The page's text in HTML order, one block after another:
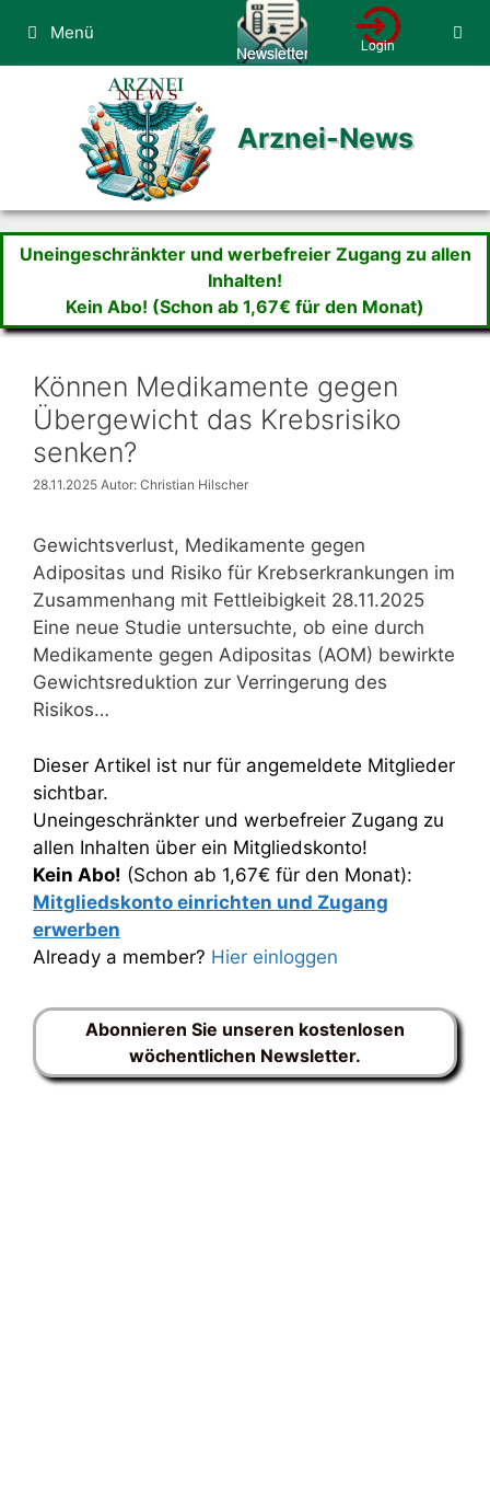
Inhalt
springen
Menü
Arznei-News
Uneingeschränkter und werbefreier Zugang zu allen
Inhalten!
Kein Abo! (Schon ab 1,67€ für den Monat)
Können Medikamente gegen
Übergewicht das Krebsrisiko
senken?
28.11.2025 Autor: Christian Hilscher
Gewichtsverlust, Medikamente gegen
Adipositas und Risiko für Krebserkrankungen im
Zusammenhang mit Fettleibigkeit 28.11.2025
Eine neue Studie untersuchte, ob eine durch
Medikamente gegen Adipositas (AOM) bewirkte
Gewichtsreduktion zur Verringerung des
Risikos…
Dieser Artikel ist nur für angemeldete Mitglieder
sichtbar.
Uneingeschränkter und werbefreier Zugang zu
allen Inhalten über ein Mitgliedskonto!
Kein Abo! (Schon ab 1,67€ für den Monat):
Mitgliedskonto einrichten und Zugang
erwerben
Already a member? Hier einloggen
Abonnieren Sie unseren kostenlosen
wöchentlichen Newsletter.